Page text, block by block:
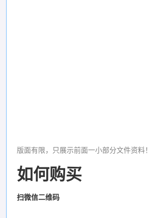
版面有限，只展示前面一小部分文件资料！
如何购买
扫微信二维码